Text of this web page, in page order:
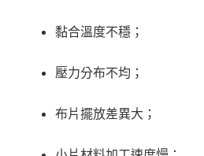
黏合溫度不穩；
壓力分布不均；
布片擺放差異大；